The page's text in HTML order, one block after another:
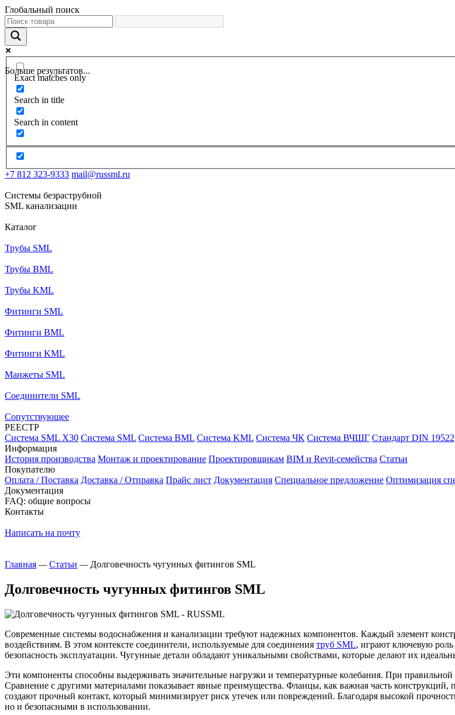
Глобальный поиск
Больше результатов...
Exact matches only
Search in title
Search in content
+7 812 323-9333 mail@russml.ru
Системы безраструбной
SML канализации
Каталог
Трубы SML
Трубы BML
Трубы KML
Фитинги SML
Фитинги BML
Фитинги KML
Манжеты SML
Соединители SML
Сопутствующее
РЕЕСТР
Система SML X30 Система SML Система BML Система KML Система ЧК Система ВЧШГ Стандарт DIN 19522
Информация
История производства Монтаж и проектирование Проектировщикам BIM и Revit-семейства Статьи
Покупателю
Оплата / Поставка Доставка / Отправка Прайс лист Документация Специальное предложение Оптимизация
Документация
FAQ: общие вопросы
Контакты
Написать на почту
Главная — Статьи — Долговечность чугунных фитингов SML
Долговечность чугунных фитингов SML
Современные системы водоснабжения и канализации требуют надежных компонентов. Каждый элемент
воздействиям. В этом контексте соединители, используемые для соединения труб SML, играют ключевую
безопасность эксплуатации. Чугунные детали обладают уникальными свойствами, которые делают их
Эти компоненты способны выдерживать значительные нагрузки и температурные колебания. При
Сравнение с другими материалами показывает явные преимущества. Фланцы, как важная часть
создают прочный контакт, который минимизирует риск утечек или повреждений. Благодаря высокой
но и безопасными в использовании.